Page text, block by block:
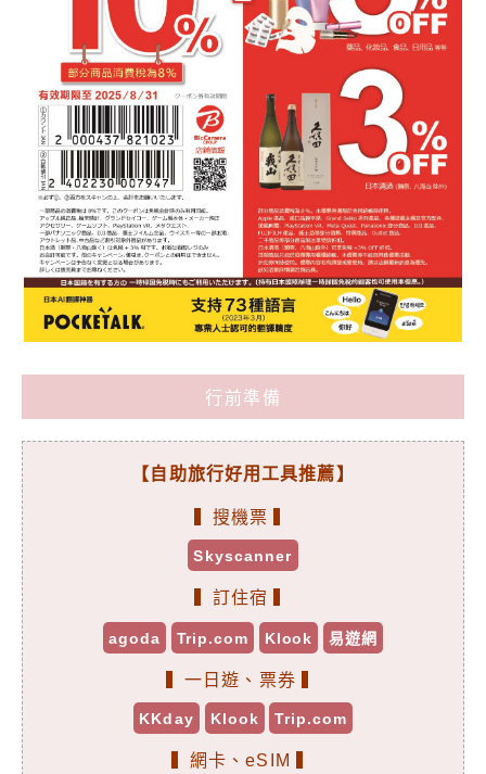
行前準備
【自助旅行好用工具推薦】
▍搜機票 ▍
Skyscanner
▍訂住宿 ▍
agoda Trip.com Klook 易遊網
▍一日遊、票券 ▍
KKday Klook Trip.com
▍網卡、eSIM ▍